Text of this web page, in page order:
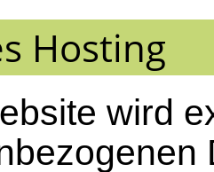
Hosting
wird